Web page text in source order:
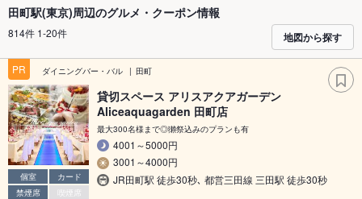
田町駅(東京)周辺のグルメ・クーポン情報
814件 1-20件 地図から探す
PR ダイニングバー・バル 田町
個室
カード
禁煙席
喫煙席
貸切スペース アリスアクアガーデン
Aliceaquagarden 田町店
最大300名様まで◎獺祭込みのプランも有
4001～5000円
3001～4000円
JR田町駅 徒歩30秒､ 都営三田線 三田駅 徒歩30秒